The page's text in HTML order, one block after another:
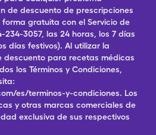
de descuento de prescripciones
gratuita con el Servicio de
234-3057, las 24 horas, los 7 días
días festivos). Al utilizar la
para recetas médicas
los Términos y Condiciones,
es/terminos-y-condiciones. Los
y otras marcas comerciales de
exclusiva de sus respectivos